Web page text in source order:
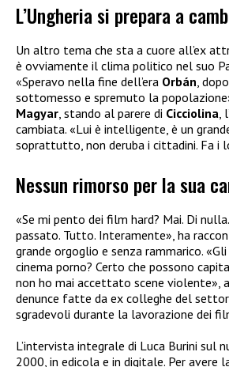
L’Ungheria si prepara a
Un altro tema che sta a cuore all’ex
è ovviamente il clima politico nel suo
«Speravo nella fine dell’era Orbán,
sottomesso e spremuto la
Magyar, stando al parere di Cicciolina,
cambiata. «Lui è intelligente, è un
soprattutto, non deruba i cittadini. Fa i
Nessun rimorso per la sua
«Se mi pento dei film hard? Mai. Di
passato. Tutto. Interamente», ha
grande orgoglio e senza rammarico.
cinema porno? Certo che possono
non ho mai accettato scene violente»,
denunce fatte da ex colleghe del
sgradevoli durante la lavorazione dei
L’intervista integrale di Luca Burini sul
2000, in edicola e in digitale. Per avere